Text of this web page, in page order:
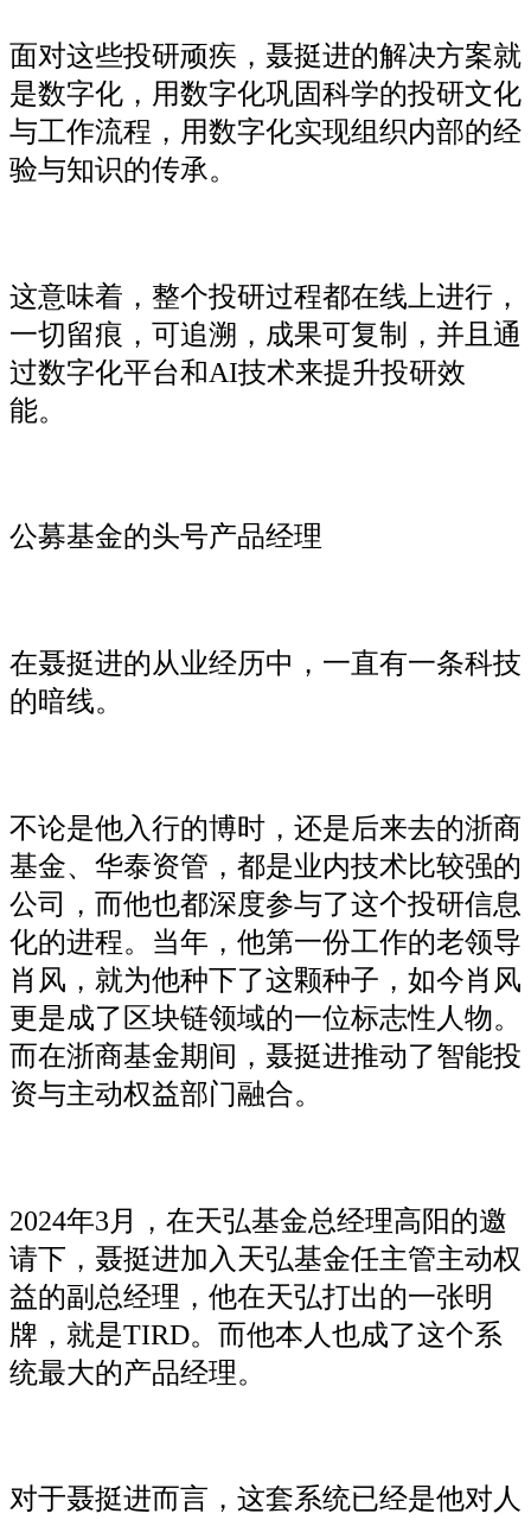
面对这些投研顽疾，聂挺进的解决方案就
是数字化，用数字化巩固科学的投研文化
与工作流程，用数字化实现组织内部的经
验与知识的传承。
这意味着，整个投研过程都在线上进行，
一切留痕，可追溯，成果可复制，并且通
过数字化平台和AI技术来提升投研效
能。
公募基金的头号产品经理
在聂挺进的从业经历中，一直有一条科技
的暗线。
不论是他入行的博时，还是后来去的浙商
基金、华泰资管，都是业内技术比较强的
公司，而他也都深度参与了这个投研信息
化的进程。当年，他第一份工作的老领导
肖风，就为他种下了这颗种子，如今肖风
更是成了区块链领域的一位标志性人物。
而在浙商基金期间，聂挺进推动了智能投
资与主动权益部门融合。
2024年3月，在天弘基金总经理高阳的邀
请下，聂挺进加入天弘基金任主管主动权
益的副总经理，他在天弘打出的一张明
牌，就是TIRD。而他本人也成了这个系
统最大的产品经理。
对于聂挺进而言，这套系统已经是他对人